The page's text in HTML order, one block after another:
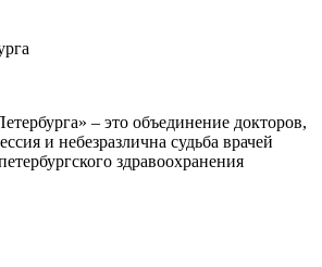
– это объединение докторов,
и небезразлична судьба врачей
здравоохранения